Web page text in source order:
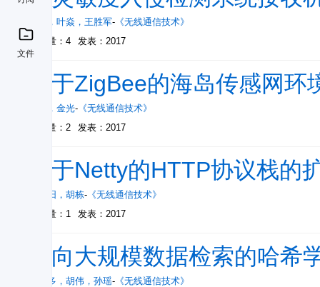
文件
， 叶焱 ， 王胜军- 《无线通信技术》
被引量：4
发表：2017
基于ZigBee的海岛传感网
， 金光- 《无线通信技术》
被引量：2
发表：2017
基于Netty的HTTP协议栈的
滕阳阳 ， 胡栋- 《无线通信技术》
被引量：1
发表：2017
面向大规模数据检索的哈希
任艳多 ， 胡伟 ， 孙瑶- 《无线通信技术》